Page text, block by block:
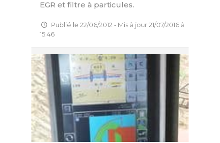
EGR et filtre à particules.
Publié le 22/06/2012 - Mis à jour 21/07/2016 à
15:46